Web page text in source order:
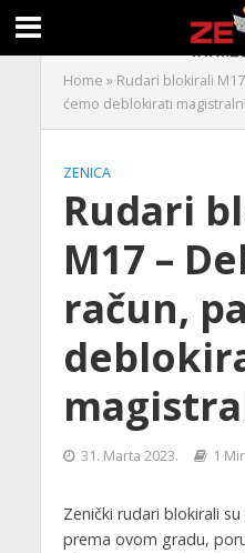
Home » Rudari blokirali
ćemo deblokirati
ZENICA
Rudari
M17 –
račun,
31. Marta 2023. 1
Zenički rudari blokirali
prema ovom gradu,